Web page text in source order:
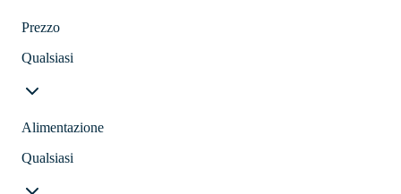
Prezzo
Qualsiasi
Alimentazione
Qualsiasi